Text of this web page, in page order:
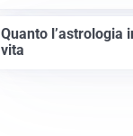
Quanto l’astrologia
vita